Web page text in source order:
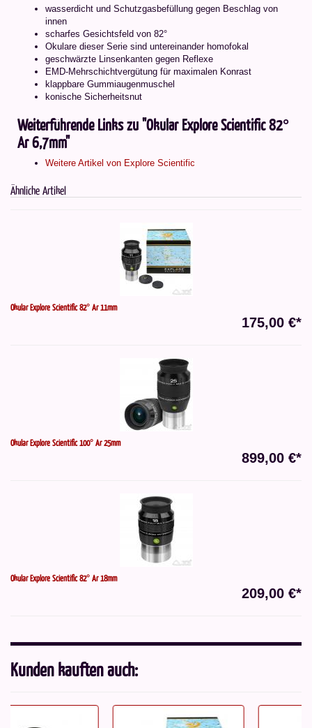
wasserdicht und Schutzgasbefüllung gegen Beschlag von
innen
scharfes Gesichtsfeld von 82°
Okulare dieser Serie sind untereinander homofokal
geschwärzte Linsenkanten gegen Reflexe
EMD-Mehrschichtvergütung für maximalen Konrast
klappbare Gummiaugenmuschel
konische Sicherheitsnut
Weiterführende Links zu "Okular Explore Scientific 82°
Ar 6,7mm"
Weitere Artikel von Explore Scientific
Ähnliche Artikel
Okular Explore Scientific 82° Ar 11mm
175,00 €*
Okular Explore Scientific 100° Ar 25mm
899,00 €*
Okular Explore Scientific 82° Ar 18mm
209,00 €*
Kunden kauften auch: